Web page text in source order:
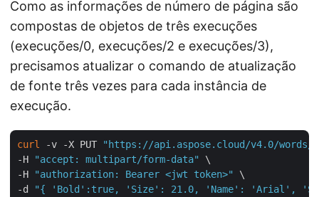
Como as informações de número de página são
compostas de objetos de três execuções
(execuções/0, execuções/2 e execuções/3),
precisamos atualizar o comando de atualização
de fonte três vezes para cada instância de
execução.
curl -v -X PUT
"https://api.aspose.cloud/v4.0/words/
-H
"accept: multipart/form-data"
\
-H
"authorization: Bearer <jwt token>"
\
-d
"{ 'Bold':true, 'Size': 21.0, 'Name': 'Arial',